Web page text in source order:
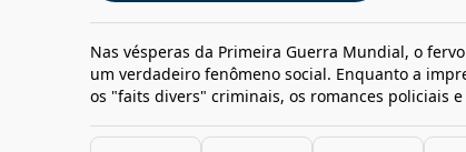
Nas vésperas da Primeira Guerra Mundial, o
um verdadeiro fenômeno social. Enquanto a
os "faits divers" criminais, os romances policiais e